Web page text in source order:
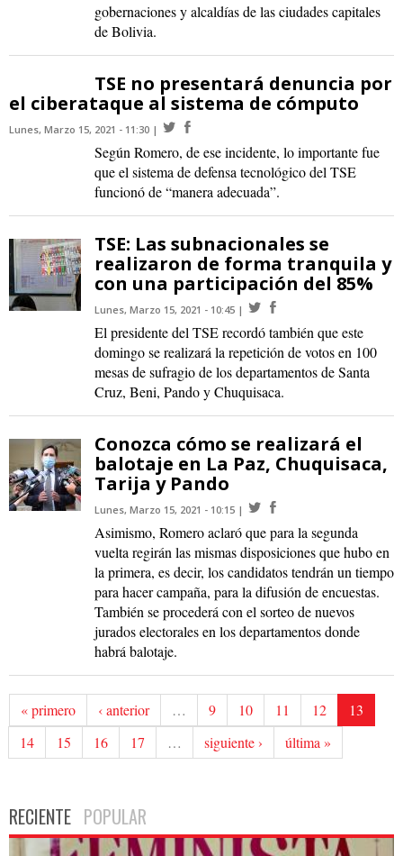
gobernaciones y alcaldías de las ciudades capitales
de Bolivia.
TSE no presentará denuncia por
el ciberataque al sistema de cómputo
Lunes, Marzo 15, 2021 - 11:30
Según Romero, de ese incidente, lo importante fue
que el sistema de defensa tecnológico del TSE
funcionó de “manera adecuada”.
TSE: Las subnacionales se
realizaron de forma tranquila y
con una participación del 85%
Lunes, Marzo 15, 2021 - 10:45
El presidente del TSE recordó también que este
domingo se realizará la repetición de votos en 100
mesas de sufragio de los departamentos de Santa
Cruz, Beni, Pando y Chuquisaca.
Conozca cómo se realizará el
balotaje en La Paz, Chuquisaca,
Tarija y Pando
Lunes, Marzo 15, 2021 - 10:15
Asimismo, Romero aclaró que para la segunda
vuelta regirán las mismas disposiciones que hubo en
la primera, es decir, los candidatos tendrán un tiempo
para hacer campaña, para la difusión de encuestas.
También se procederá con el sorteo de nuevos
jurados electorales en los departamentos donde
habrá balotaje.
« primero ‹ anterior … 9 10 11 12
13
14
15 16 17 … siguiente › última »
RECIENTE POPULAR